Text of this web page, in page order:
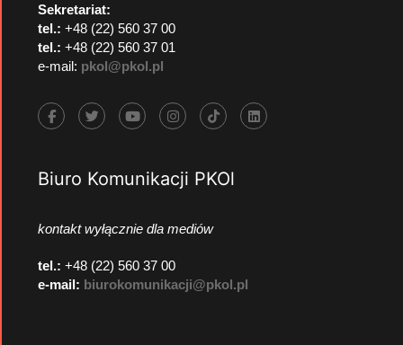
Sekretariat:
tel.: +48 (22) 560 37 00
tel.: +48 (22) 560 37 01
e-mail: pkol@pkol.pl
Biuro Komunikacji PKOl
kontakt wyłącznie dla mediów
tel.: +48 (22) 560 37 00
e-mail: biurokomunikacji@pkol.pl